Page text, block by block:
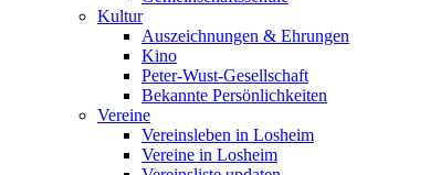
Kultur
Auszeichnungen & Ehrungen
Kino
Peter-Wust-Gesellschaft
Bekannte Persönlichkeiten
Vereine
Vereinsleben in Losheim
Vereine in Losheim